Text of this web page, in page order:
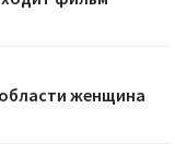
женщина